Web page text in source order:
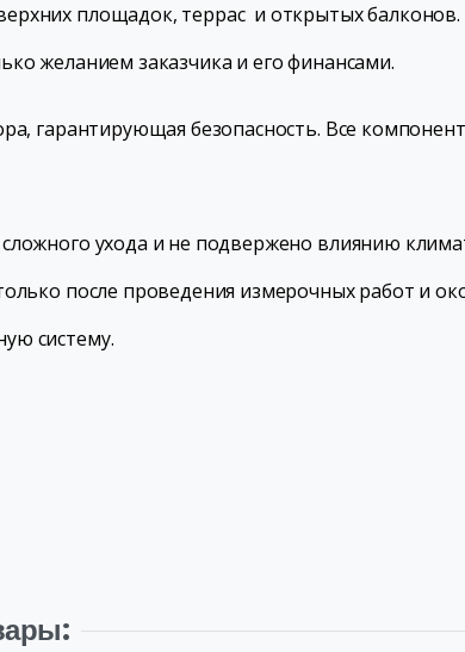
площадок, террас и открытых балконов.
желанием заказчика и его финансами.
гарантирующая безопасность. Все
ухода и не подвержено влиянию
после проведения измерочных работ и
систему.